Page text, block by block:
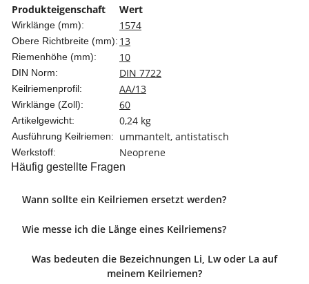
Produkteigenschaft Wert
Wirklänge (mm): 1574
Obere Richtbreite (mm): 13
Riemenhöhe (mm): 10
DIN Norm: DIN 7722
Keilriemenprofil: AA/13
Wirklänge (Zoll): 60
Artikelgewicht: 0,24 kg
Ausführung Keilriemen: ummantelt, antistatisch
Werkstoff: Neoprene
Häufig gestellte Fragen
Wann sollte ein Keilriemen ersetzt werden?
Wie messe ich die Länge eines Keilriemens?
Was bedeuten die Bezeichnungen Li, Lw oder La auf
meinem Keilriemen?